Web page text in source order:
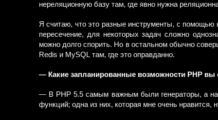
нереляционную базу там, где явно нужна
Я считаю, что это разные инструменты, с помощью
пересечение, для некоторых задач сложно
можно долго спорить. Но в остальном обычно
Redis и MySQL там, где это оправданно.
— Какие запланированные возможности PHP вы
— В PHP 5.5 самым важным были генераторы, а
функций; одна из них, которая мне очень